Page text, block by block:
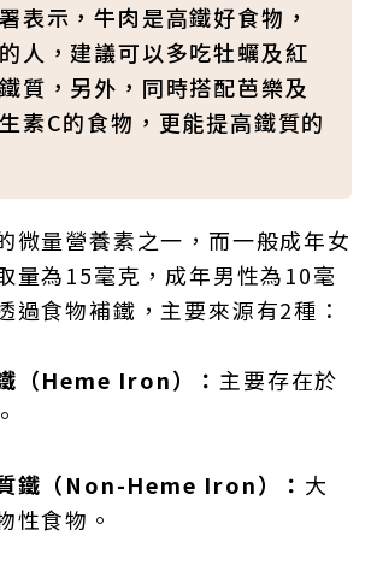
表示，牛肉是高鐵好食物，
人，建議可以多吃牡蠣及紅
質，另外，同時搭配芭樂及
素C的食物，更能提高鐵質的
微量營養素之一，而一般成年女
量為15毫克，成年男性為10毫
過食物補鐵，主要來源有2種：
（Heme Iron）： 主要存在於
質鐵（Non-Heme Iron）： 大
性食物。